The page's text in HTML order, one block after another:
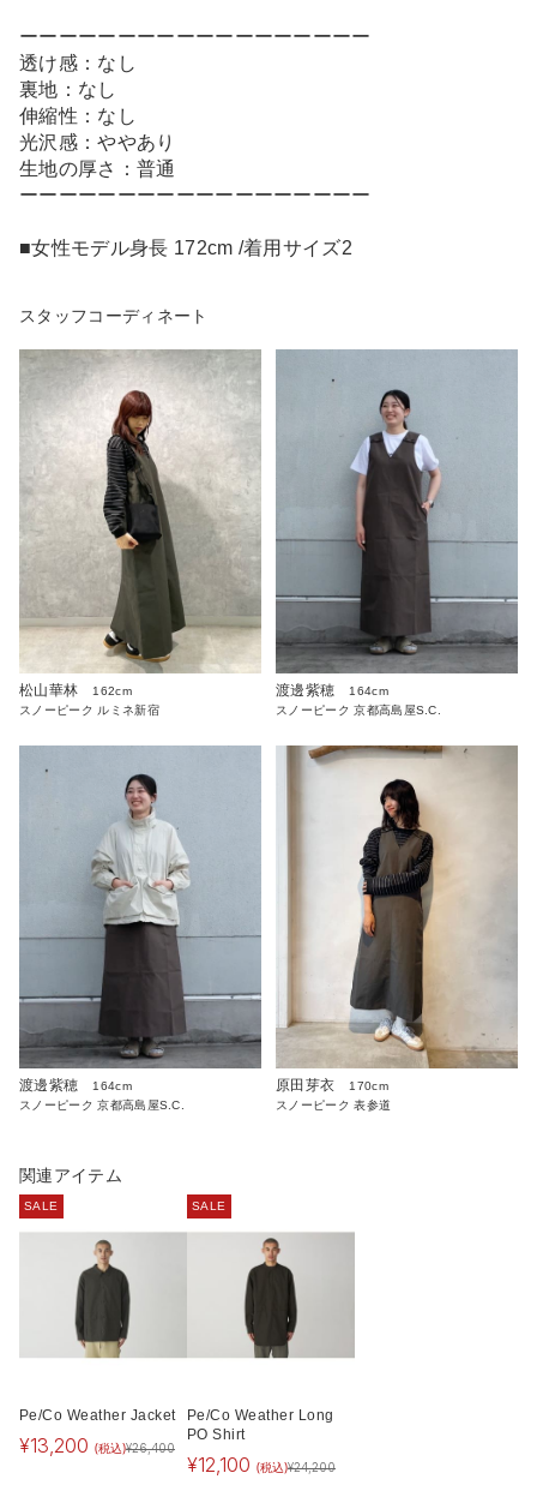
ーーーーーーーーーーーーーーーーーー
透け感：なし
裏地：なし
伸縮性：なし
光沢感：ややあり
生地の厚さ：普通
ーーーーーーーーーーーーーーーーーー
■女性モデル身長 172cm /着用サイズ2
スタッフコーディネート
松山華林
162cm
スノーピーク ルミネ新宿
渡邊紫穂
164cm
スノーピーク 京都高島屋S.C.
渡邊紫穂
164cm
スノーピーク 京都高島屋S.C.
原田芽衣
170cm
スノーピーク 表参道
関連アイテム
SALE
Pe/Co Weather Jacket
¥13,200 (税込)¥26,400
SALE
Pe/Co Weather Long
PO Shirt
¥12,100 (税込)¥24,200